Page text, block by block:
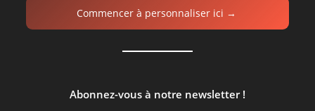
Commencer à personnaliser ici →
Abonnez-vous à notre newsletter !